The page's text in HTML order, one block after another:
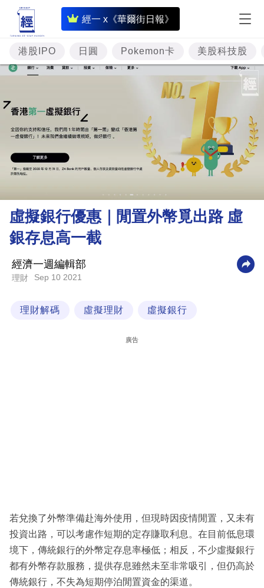
經一 x《華爾街日報》
即
時
財
經
投
資
理
財
業
科
區
港股IPO 日圓 Pokemon卡 美股科技股
虛擬銀行優惠｜閒置外幣覓出路 虛
銀存息高一截
經濟一週編輯部
理財 Sep 10 2021
理財解碼 虛擬理財 虛擬銀行
廣告
若兌換了外幣準備赴海外使用，但現時因疫情閒置，又未有
投資出路，可以考慮作短期的定存賺取利息。在目前低息環
境下，傳統銀行的外幣定存息率極低；相反，不少虛擬銀行
都有外幣存款服務，提供存息雖然未至非常吸引，但仍高於
傳統銀行，不失為短期停泊閒置資金的渠道。